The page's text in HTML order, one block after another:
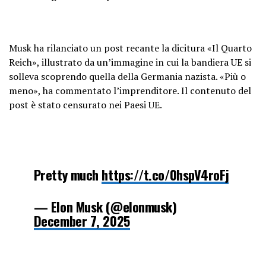
Musk ha rilanciato un post recante la dicitura «Il Quarto
Reich», illustrato da un’immagine in cui la bandiera UE si
solleva scoprendo quella della Germania nazista. «Più o
meno», ha commentato l’imprenditore. Il contenuto del
post è stato censurato nei Paesi UE.
Pretty much https://t.co/0hspV4roFj
— Elon Musk (@elonmusk)
December 7, 2025